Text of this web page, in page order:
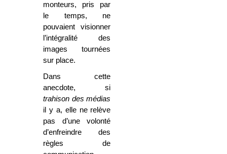
monteurs, pris par
le temps, ne
pouvaient visionner
l’intégralité des
images tournées
sur place.
Dans cette
anecdote, si
trahison des médias
il y a, elle ne relève
pas d’une volonté
d’enfreindre des
règles de